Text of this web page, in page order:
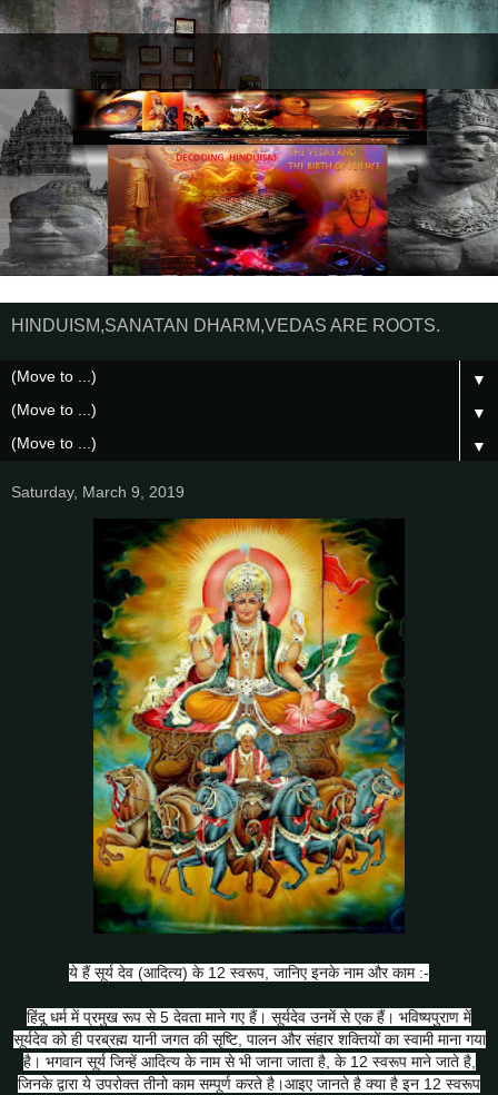
HINDUISM,SANATAN DHARM,VEDAS ARE ROOTS.
▼
▼
▼
Saturday, March 9, 2019
ये हैं सूर्य देव (आदित्य) के 12 स्वरूप, जानिए इनके नाम और काम :-
हिंदू धर्म में प्रमुख रूप से 5 देवता माने गए हैं। सूर्यदेव उनमें से एक हैं। भविष्यपुराण में
सूर्यदेव को ही परब्रह्म यानी जगत की सृष्टि, पालन और संहार शक्तियों का स्वामी माना गया
है। भगवान सूर्य जिन्हें आदित्य के नाम से भी जाना जाता है, के 12 स्वरूप माने जाते है,
जिनके द्वारा ये उपरोक्त तीनो काम सम्पूर्ण करते है।आइए जानते है क्या है इन 12 स्वरूप